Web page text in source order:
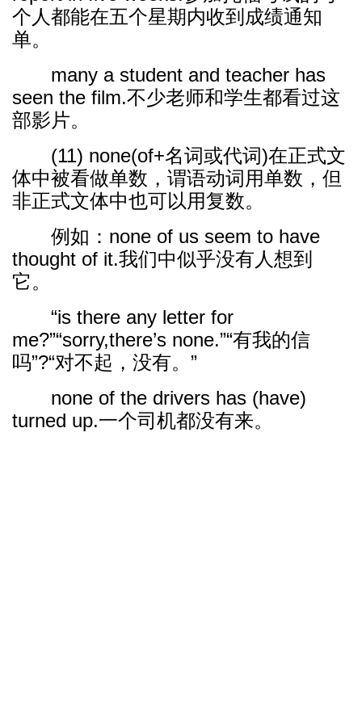
个人都能在五个星期内收到成绩通知
单。
many a student and teacher has
seen the film.不少老师和学生都看过这
部影片。
(11) none(of+名词或代词)在正式文
体中被看做单数，谓语动词用单数，但
非正式文体中也可以用复数。
例如：none of us seem to have
thought of it.我们中似乎没有人想到
它。
“is there any letter for
me?”“sorry,there’s none.”“有我的信
吗”?“对不起，没有。”
none of the drivers has (have)
turned up.一个司机都没有来。